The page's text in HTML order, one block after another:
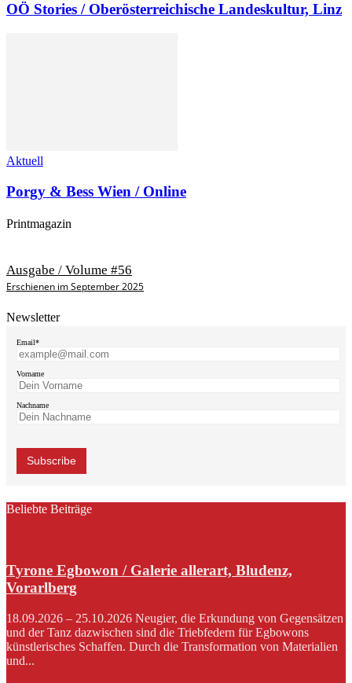
OÖ Stories / Oberösterreichische Landeskultur, Linz
Aktuell
Porgy & Bess Wien / Online
Printmagazin
Ausgabe / Volume #56
Erschienen im September 2025
Newsletter
Email*
Vorname
Nachname
Beliebte Beiträge
Tyrone Egbowon / Galerie allerart, Bludenz,
Vorarlberg
18.09.2026 – 25.10.2026 Neugier, die Erkundung von Gegensätzen
und der Tanz dazwischen sind die Triebfedern für Egbowons
künstlerisches Schaffen. Durch die Transformation von Materialien
und...